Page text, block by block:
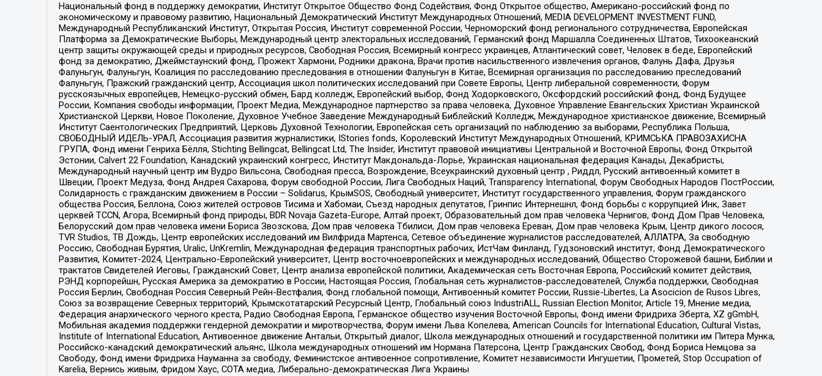
Национальный фонд в поддержку демократии, Институт Открытое Общество Фонд Содействия, Фонд Открытое общество, Американо-российский фонд по
экономическому и правовому развитию, Национальный Демократический Институт Международных Отношений, MEDIA DEVELOPMENT INVESTMENT FUND,
Международный Республиканский Институт, Открытая Россия, Институт современной России, Черноморский фонд регионального сотрудничества, Европейская
Платформа за Демократические Выборы, Международный центр электоральных исследований, Германский фонд Маршалла Соединенных Штатов, Тихоокеанский
центр защиты окружающей среды и природных ресурсов, Свободная Россия, Всемирный конгресс украинцев, Атлантический совет, Человек в беде, Европейский
фонд за демократию, Джеймстаунский фонд, Прожект Хармони, Родники дракона, Врачи против насильственного извлечения органов, Фалунь Дафа, Друзья
Фалуньгун, Фалуньгун, Коалиция по расследованию преследования в отношении Фалуньгун в Китае, Всемирная организация по расследованию преследований
Фалуньгун, Пражский гражданский центр, Ассоциация школ политических исследований при Совете Европы, Центр либеральной современности, Форум
русскоязычных европейцев, Немецко-русский обмен, Бард колледж, Европейский выбор, Фонд Ходорковского, Оксфордский российский фонд, Фонд Будущее
России, Компания свободы информации, Проект Медиа, Международное партнерство за права человека, Духовное Управление Евангельских Христиан Украинской
Христианской Церкви, Новое Поколение, Духовное Учебное Заведение Международный Библейский Колледж, Международное христианское движение, Всемирный
Институт Саентологических Предприятий, Церковь Духовной Технологии, Европейская сеть организаций по наблюдению за выборами, Республика Польша,
СВОБОДНЫЙ ИДЕЛЬ-УРАЛ, Ассоциация развития журналистики, IStories fonds, Королевский Институт Международных Отношений, КРИМСЬКА ПРАВОЗАХИСНА
ГРУПА, Фонд имени Генриха Бёлля, Stichting Bellingcat, Bellingcat Ltd, The Insider, Институт правовой инициативы Центральной и Восточной Европы, Фонд Открытой
Эстонии, Calvert 22 Foundation, Канадский украинский конгресс, Институт Макдональда-Лорье, Украинская национальная федерация Канады, Декабристы,
Международный научный центр им Вудро Вильсона, Свободная пресса, Возрождение, Всеукраинский духовный центр , Риддл, Русский антивоенный комитет в
Швеции, Проект Медуза, Фонд Андрея Сахарова, Форум свободной России, Лига Свободных Наций, Transparеncy International, Форум Свободных Народов ПостРоссии,
Солидарность с гражданским движением в России – Solidarus, КрымSOS, Свободный университет, Институт государственного управления, Форум гражданского
общества Россия, Беллона, Союз жителей островов Тисима и Хабомаи, Съезд народных депутатов, Гринпис Интернешнл, Фонд борьбы с коррупцией Инк, Завет
церквей TCCN, Агора, Всемирный фонд природы, BDR Novaja Gazeta-Europe, Алтай проект, Образовательный дом прав человека Чернигов, Фонд Дом Прав Человека,
Белорусский дом прав человека имени Бориса Звозскова, Дом прав человека Тбилиси, Дом прав человека Ереван, Дом прав человека Крым, Центр дикого лосося,
TVR Studios, ТВ Дождь, Центр европейских исследований им Вилфрида Мартенса, Сетевое объединение журналистов расследователей, АЛЛАТРА, За свободную
Россию, Свободная Бурятия, Uralic, UnKremlin, Международная федерация транспортных рабочих, ИстЧам Финланд, Гудзоновский институт, Фонд Демократического
Развития, Комитет-2024, Центрально-Европейский университет, Центр восточноевропейских и международных исследований, Общество Сторожевой башни, Библии и
трактатов Свидетелей Иеговы, Гражданский Совет, Центр анализа европейской политики, Академическая сеть Восточная Европа, Российский комитет действия,
РЭНД корпорейшн, Русская Америка за демократию в России, Настоящая Россия, Глобальная сеть журналистов-расследователей, Служба поддержки, Свободная
Россия Берлин, Свободная Россия Северный Рейн-Вестфалия, Фонд глобальной помощи, Антивоенный комитет России, Russie-Libertes, La Asocicion de Rusos Libres,
Союз за возвращение Северных территорий, Крымскотатарский Ресурсный Центр, Глобальный союз IndustriALL, Russian Election Monitor, Article 19, Мнение медиа,
Федерация анархического черного креста, Радио Свободная Европа, Германское общество изучения Восточной Европы, Фонд имени Фридриха Эберта, XZ gGmbH,
Мобильная академия поддержки гендерной демократии и миротворчества, Форум имени Льва Копелева, American Councils for International Education, Cultural Vistas,
Institute of International Education, Антивоенное движение Антальи, Открытый диалог, Школа международных отношений и государственной политики им Питера Мунка,
Российско-канадский демократический альянс, Школа международных отношений им Нормана Патерсона, Центр Гражданских Свобод, Фонд Бориса Немцова за
Свободу, Фонд имени Фридриха Науманна за свободу, Феминистское антивоенное сопротивление, Комитет независимости Ингушетии, Прометей, Stop Occupation of
Karelia, Вернись живым, Фридом Хаус, СОТА медиа, Либерально-демократическая Лига Украины